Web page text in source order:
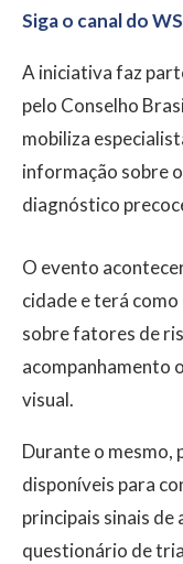
Siga o canal do
A iniciativa faz
pelo Conselho
mobiliza
informação sobre
diagnóstico
O evento
cidade e terá
sobre fatores de
acompanhamento
visual.
Durante o
disponíveis para
principais sinais de
questionário de